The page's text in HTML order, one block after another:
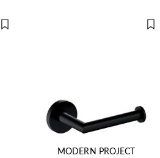
MODERN PROJECT